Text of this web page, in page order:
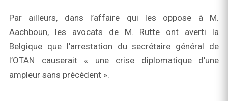
Par ailleurs, dans l’affaire qui les oppose à M.
Aachboun, les avocats de M. Rutte ont averti la
Belgique que l’arrestation du secrétaire général de
l’OTAN causerait « une crise diplomatique d’une
ampleur sans précédent ».